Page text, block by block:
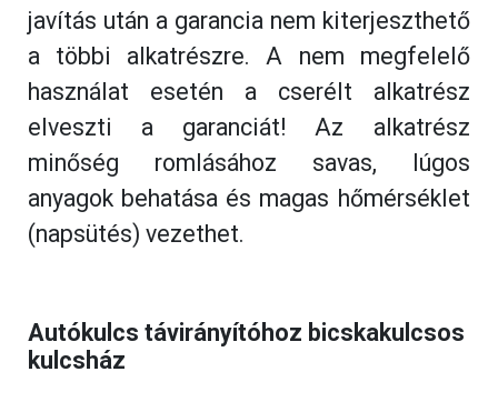
javítás után a garancia nem kiterjeszthető
a többi alkatrészre. A nem megfelelő
használat esetén a cserélt alkatrész
elveszti a garanciát! Az alkatrész
minőség romlásához savas, lúgos
anyagok behatása és magas hőmérséklet
(napsütés) vezethet.
Autókulcs távirányítóhoz bicskakulcsos
kulcsház